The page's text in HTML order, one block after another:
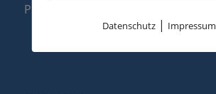
Produktzusammenfassung
Datenschutz| Impressum